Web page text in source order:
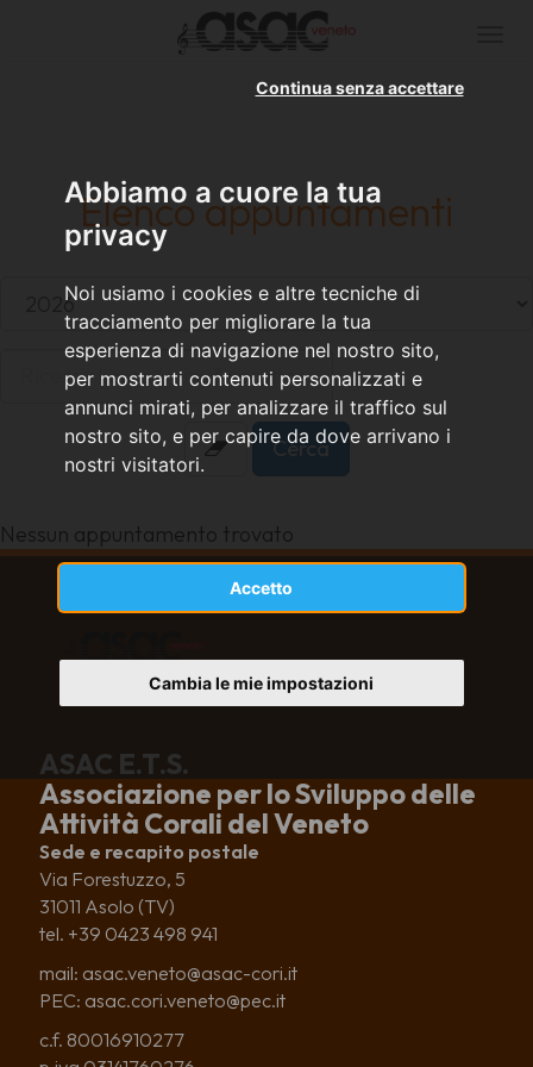
Abbiamo a cuore la tua
privacy
Noi usiamo i cookies e altre tecniche di
tracciamento per migliorare la tua
esperienza di navigazione nel nostro sito,
per mostrarti contenuti personalizzati e
annunci mirati, per analizzare il traffico sul
nostro sito, e per capire da dove arrivano i
nostri visitatori.
Accetto
Continua senza accettare
Cambia le mie impostazioni
Elenco appuntamenti
Nessun appuntamento trovato
ASAC E.T.S.
Associazione per lo Sviluppo delle
Attività Corali del Veneto
Sede e recapito postale
Via Forestuzzo, 5
31011 Asolo (TV)
tel. +39 0423 498 941
mail: asac.veneto@asac-cori.it
PEC: asac.cori.veneto@pec.it
c.f. 80016910277